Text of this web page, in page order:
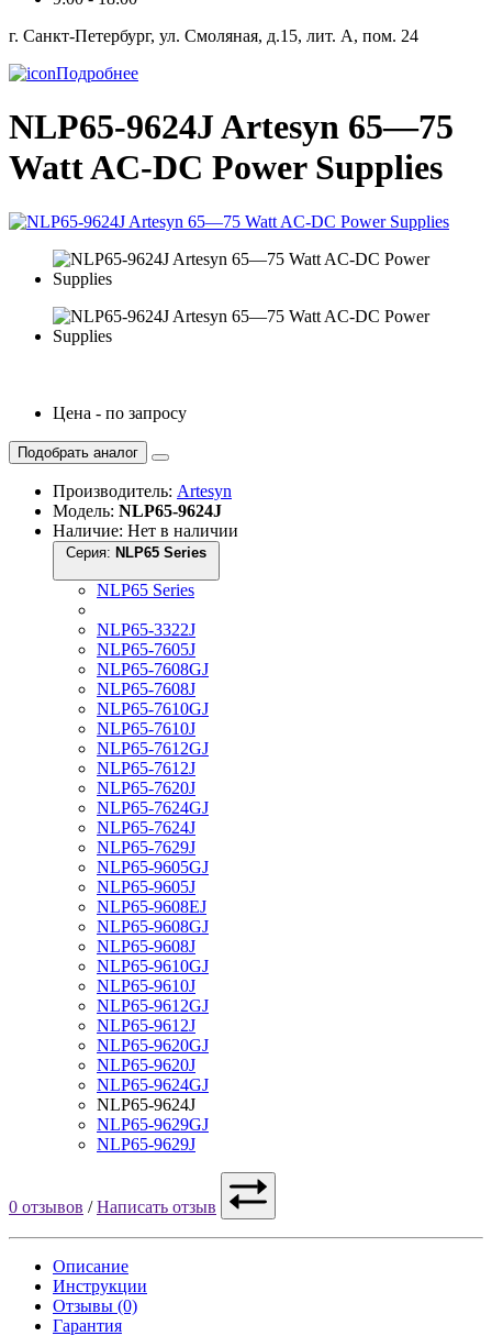
г. Санкт-Петербург, ул. Смоляная, д.15, лит. А, пом. 24
Подробнее
NLP65-9624J Artesyn 65—75
Watt AC-DC Power Supplies
Цена - по запросу
Подобрать аналог
Производитель: Artesyn
Модель: NLP65-9624J
Наличие: Нет в наличии
Серия:
NLP65 Series
NLP65-3322J
NLP65-7605J
NLP65-7608GJ
NLP65-7608J
NLP65-7610GJ
NLP65-7610J
NLP65-7612GJ
NLP65-7612J
NLP65-7620J
NLP65-7624GJ
NLP65-7624J
NLP65-7629J
NLP65-9605GJ
NLP65-9605J
NLP65-9608EJ
NLP65-9608GJ
NLP65-9608J
NLP65-9610GJ
NLP65-9610J
NLP65-9612GJ
NLP65-9612J
NLP65-9620GJ
NLP65-9620J
NLP65-9624GJ
NLP65-9624J
NLP65-9629GJ
NLP65-9629J
0 отзывов /Написать отзыв
Описание
Инструкции
Отзывы (0)
Гарантия